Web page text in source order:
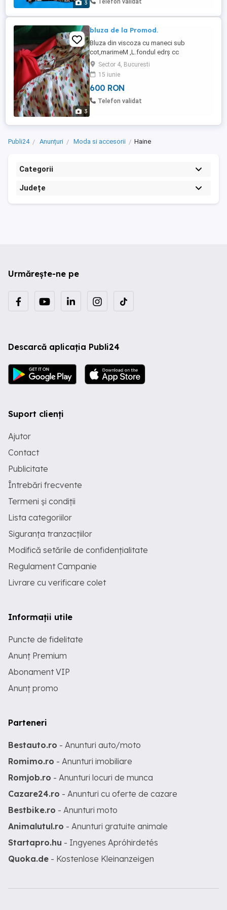
3 Telefon validat
3
bluza de la Promod.
Bluza din viscoza cu maneci sub
cot,marimeM ,L.fondul edrș cc
Sector 4, Bucuresti
15 iunie
600 RON
Telefon validat
Publi24 Anunțuri Moda si accesorii Haine
Categorii
Județe
Urmărește-ne pe
Descarcă aplicația Publi24
Suport clienți
Ajutor
Contact
Publicitate
Întrebări frecvente
Termeni și condiții
Lista categoriilor
Siguranța tranzacțiilor
Modifică setările de confidențialitate
Regulament Campanie
Livrare cu verificare colet
Informații utile
Puncte de fidelitate
Anunț Premium
Abonament VIP
Anunț promo
Parteneri
Bestauto.ro - Anunturi auto/moto
Romimo.ro - Anunturi imobiliare
Romjob.ro - Anunturi locuri de munca
Cazare24.ro - Anunturi cu oferte de cazare
Bestbike.ro - Anunturi moto
Animalutul.ro - Anunturi gratuite animale
Startapro.hu - Ingyenes Apróhirdetés
Quoka.de - Kostenlose Kleinanzeigen